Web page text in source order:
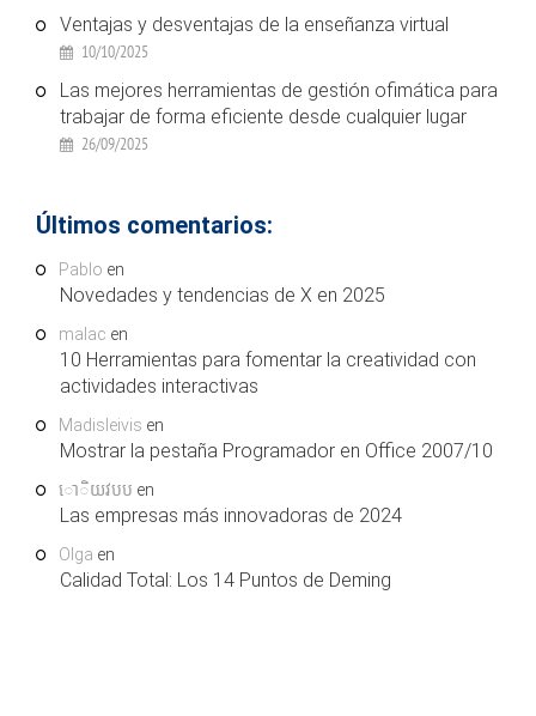
Ventajas y desventajas de la enseñanza virtual
10/10/2025
Las mejores herramientas de gestión ofimática para
trabajar de forma eficiente desde cualquier lugar
26/09/2025
Últimos comentarios:
Pablo en
Novedades y tendencias de X en 2025
malac en
10 Herramientas para fomentar la creatividad con
actividades interactivas
Madisleivis en
Mostrar la pestaña Programador en Office 2007/10
ោិយវបប en
Las empresas más innovadoras de 2024
Olga en
Calidad Total: Los 14 Puntos de Deming